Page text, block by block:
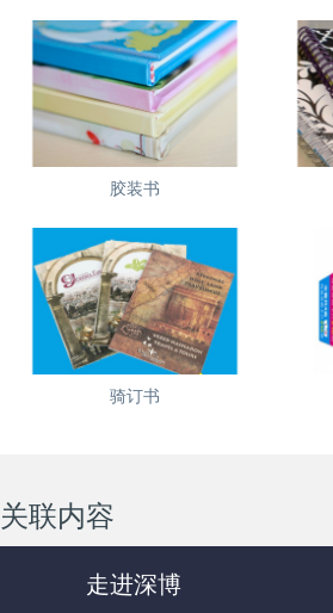
胶装书
骑订书
关联内容
走进深博